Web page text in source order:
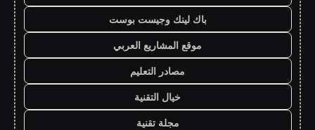
باك لينك وجيست بوست
موقع المشاريع العربي
مصادر التعليم
خيال التقنية
مجلة تقنية